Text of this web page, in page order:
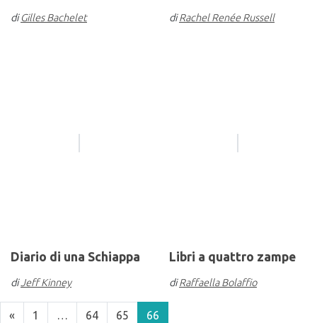
diGilles Bachelet diRachel Renée Russell
Diario di una Schiappa
di Jeff Kinney
Libri a quattro zampe
diRaffaella Bolaffio
« 1 … 64 65 66